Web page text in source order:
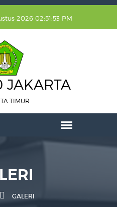
2026 02:51:53 PM
JAKARTA
TIMUR
GALERI